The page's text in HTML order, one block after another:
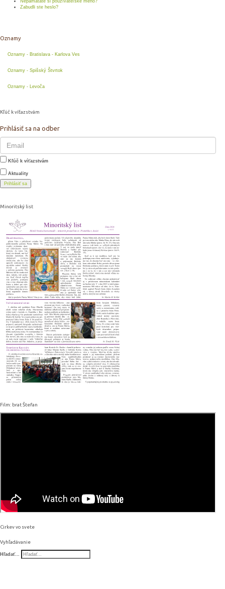
Nepamätáte si používateľské meno?
Zabudli ste heslo?
Oznamy
Oznamy - Bratislava - Karlova Ves
Oznamy - Spišský Štvrtok
Oznamy - Levoča
Kľúč k víťazstvám
Prihlásiť sa na odber
Kľúč k víťazstvám
Aktuality
Prihlásiť sa
Minoritský list
Film: brat Štefan
Cirkev vo svete
Vyhľadávanie
Hľadať...